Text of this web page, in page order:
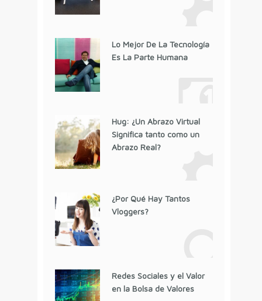
Lo Mejor De La Tecnología
Es La Parte Humana
Hug: ¿Un Abrazo Virtual
Significa tanto como un
Abrazo Real?
¿Por Qué Hay Tantos
Vloggers?
Redes Sociales y el Valor
en la Bolsa de Valores